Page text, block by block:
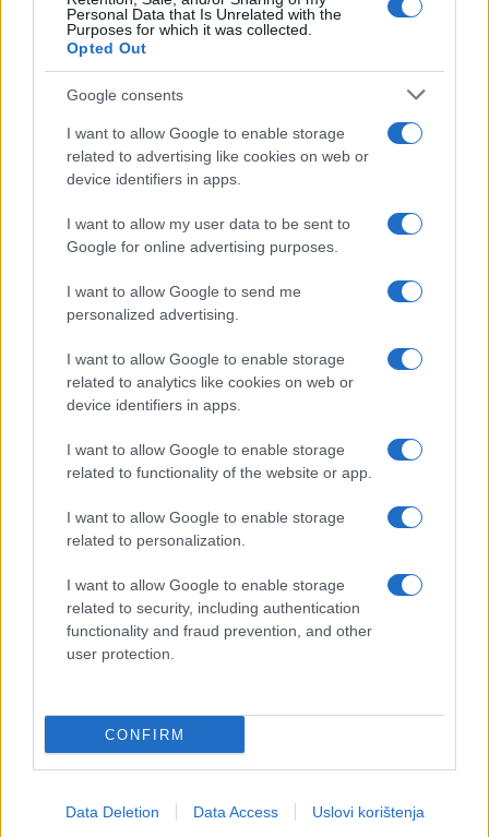
Personal Data that Is Unrelated with the
Purposes for which it was collected.
Opted Out
Google consents
I want to allow Google to enable storage
related to advertising like cookies on web or
device identifiers in apps.
I want to allow my user data to be sent to
Google for online advertising purposes.
I want to allow Google to send me
personalized advertising.
I want to allow Google to enable storage
related to analytics like cookies on web or
device identifiers in apps.
I want to allow Google to enable storage
related to functionality of the website or app.
I want to allow Google to enable storage
related to personalization.
I want to allow Google to enable storage
related to security, including authentication
functionality and fraud prevention, and other
user protection.
CONFIRM
Data Deletion Data Access Uslovi korištenja
FUDBAL
19.07.26. 19:28
Haos u svlačionici Francuza: Jedan igrač mogao bi
Saznaj više
FUDBAL